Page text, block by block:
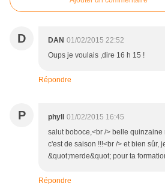
D DAN 01/02/2015 22:52
Oups je voulais ,dire 16 h 15 !
Répondre
P phyll
01/02/2015 16:45
salut boboce,<br /> belle quinzaine
c'est de saison !!!<br /> et bien sûr,
&quot;merde&quot; pour ta
Répondre